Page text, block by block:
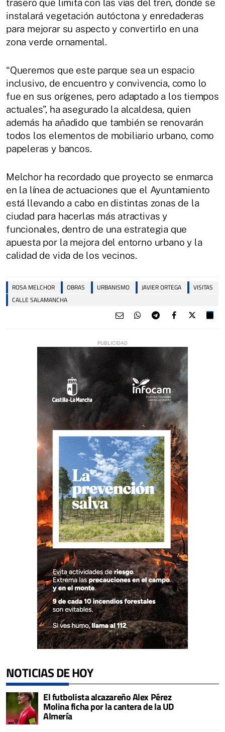
trasero que limita con las vías del tren, donde se
instalará vegetación autóctona y enredaderas
para mejorar su aspecto y convertirlo en una
zona verde ornamental.
“Queremos que este parque sea un espacio
inclusivo, de encuentro y convivencia, como lo
fue en sus orígenes, pero adaptado a los tiempos
actuales”, ha asegurado la alcaldesa, quien
además ha añadido que también se renovarán
todos los elementos de mobiliario urbano, como
papeleras y bancos.
Melchor ha recordado que proyecto se enmarca
en la línea de actuaciones que el Ayuntamiento
está llevando a cabo en distintas zonas de la
ciudad para hacerlas más atractivas y
funcionales, dentro de una estrategia que
apuesta por la mejora del entorno urbano y la
calidad de vida de los vecinos.
ROSA MELCHOR OBRAS URBANISMO JAVIER ORTEGA
VISITAS
CALLE SALAMANCHA
NOTICIAS DE HOY
El futbolista alcazareño Alex Pérez
Molina ficha por la cantera de la UD
Almería